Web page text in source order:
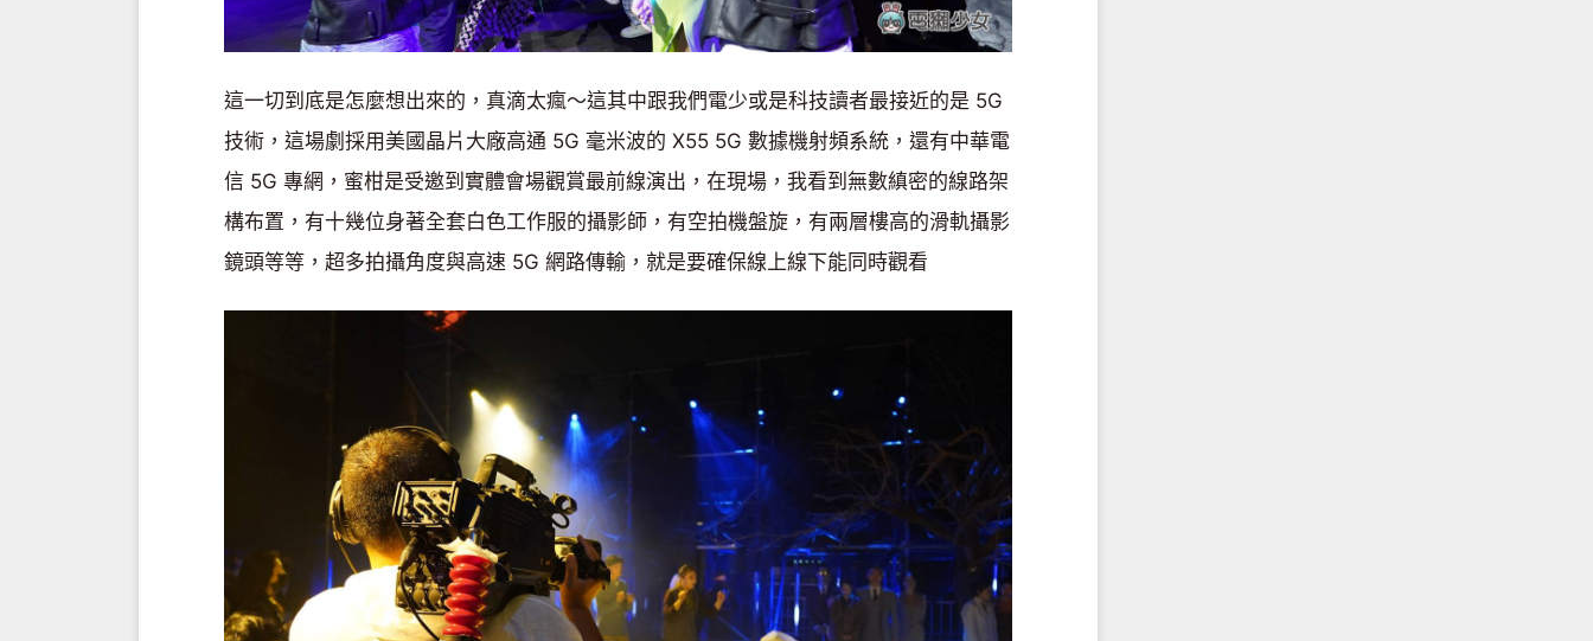
這一切到底是怎麼想出來的，真滴太瘋～這其中跟我們電少或是科技讀者最接近的是 5G
技術，這場劇採用美國晶片大廠高通 5G 毫米波的 X55 5G 數據機射頻系統，還有中華電
信 5G 專網，蜜柑是受邀到實體會場觀賞最前線演出，在現場，我看到無數縝密的線路架
構布置，有十幾位身著全套白色工作服的攝影師，有空拍機盤旋，有兩層樓高的滑軌攝影
鏡頭等等，超多拍攝角度與高速 5G 網路傳輸，就是要確保線上線下能同時觀看